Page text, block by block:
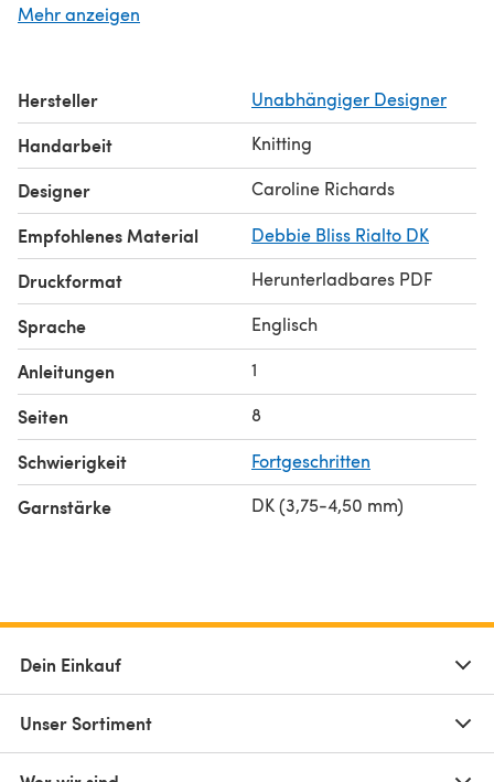
(smaller) 4mm needles (Larger) 200grms Double knit
3.75mm needles (Larger) 150grms Double knit Wool
16-18” Doll / Small New-born 2.75mm needles (Smaller)
3.25mm needles (Larger) 120grms 4-ply wool
Mehr anzeigen
Hersteller Unabhängiger Designer
Handarbeit Knitting
Designer Caroline Richards
Empfohlenes Material Debbie Bliss Rialto DK
Druckformat Herunterladbares PDF
Sprache Englisch
Anleitungen 1
Seiten 8
Schwierigkeit Fortgeschritten
Garnstärke DK (3,75-4,50 mm)
Dein Einkauf
Unser Sortiment